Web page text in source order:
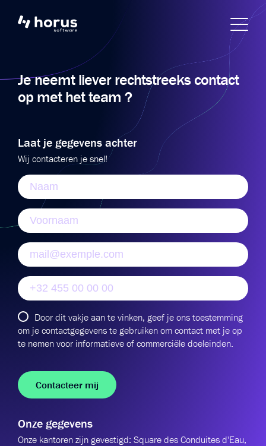
Je neemt liever rechtstreeks contact
op met het team ?
Laat je gegevens achter
Wij contacteren je snel!
Door dit vakje aan te vinken, geef je ons toestemming
om je contactgegevens te gebruiken om contact met je op
te nemen voor informatieve of commerciële doeleinden.
Onze gegevens
Onze kantoren zijn gevestigd: Square des Conduites d'Eau,